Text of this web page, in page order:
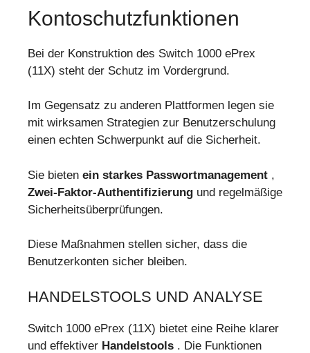
Kontoschutzfunktionen
Bei der Konstruktion des Switch 1000 ePrex
(11X) steht der Schutz im Vordergrund.
Im Gegensatz zu anderen Plattformen legen sie
mit wirksamen Strategien zur Benutzerschulung
einen echten Schwerpunkt auf die Sicherheit.
Sie bieten ein starkes Passwortmanagement ,
Zwei-Faktor-Authentifizierung und regelmäßige
Sicherheitsüberprüfungen.
Diese Maßnahmen stellen sicher, dass die
Benutzerkonten sicher bleiben.
HANDELSTOOLS UND ANALYSE
Switch 1000 ePrex (11X) bietet eine Reihe klarer
und effektiver Handelstools . Die Funktionen